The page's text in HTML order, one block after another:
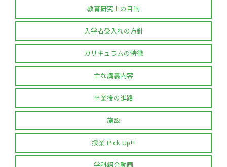
教育研究上の目的
入学者受入れの方針
カリキュラムの特徴
主な講義内容
卒業後の進路
施設
授業 Pick Up!!
学科紹介動画